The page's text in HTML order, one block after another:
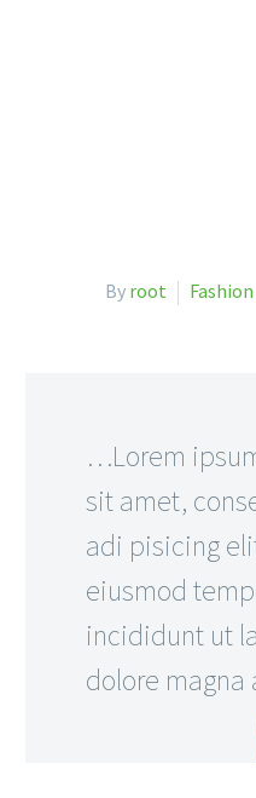
By root
…Lorem
sit amet,
adi pisicing
eiusmod
incididunt ut
dolore magna